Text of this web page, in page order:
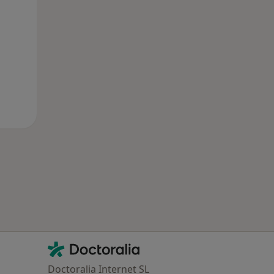
Contacto
Doctoralia - Página de inicio
Doctoralia Internet SL